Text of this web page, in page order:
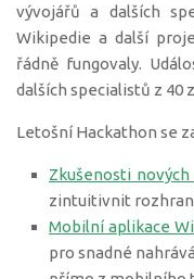
vývojářů a dalších
Wikipedie a další
řádně fungovaly.
dalších specialistů z 40
Letošní Hackathon se
Zkušenosti
zintuitivnit
Mobilní aplikace
pro snadné